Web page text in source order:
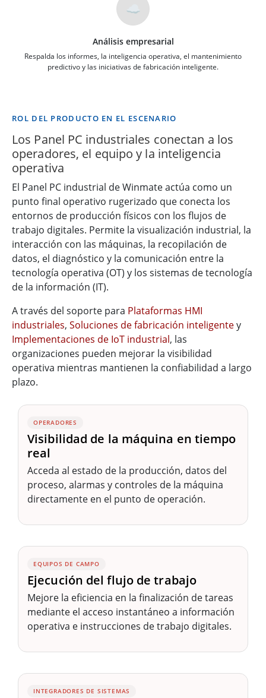
☁️
Análisis empresarial
Respalda los informes, la inteligencia operativa, el mantenimiento
predictivo y las iniciativas de fabricación inteligente.
ROL DEL PRODUCTO EN EL ESCENARIO
Los Panel PC industriales conectan a los
operadores, el equipo y la inteligencia
operativa
El Panel PC industrial de Winmate actúa como un
punto final operativo rugerizado que conecta los
entornos de producción físicos con los flujos de
trabajo digitales. Permite la visualización industrial, la
interacción con las máquinas, la recopilación de
datos, el diagnóstico y la comunicación entre la
tecnología operativa (OT) y los sistemas de tecnología
de la información (IT).
A través del soporte para Plataformas HMI
industriales, Soluciones de fabricación inteligentey
Implementaciones de IoT industrial, las
organizaciones pueden mejorar la visibilidad
operativa mientras mantienen la confiabilidad a largo
plazo.
OPERADORES
Visibilidad de la máquina en tiempo
real
Acceda al estado de la producción, datos del
proceso, alarmas y controles de la máquina
directamente en el punto de operación.
EQUIPOS DE CAMPO
Ejecución del flujo de trabajo
Mejore la eficiencia en la finalización de tareas
mediante el acceso instantáneo a información
operativa e instrucciones de trabajo digitales.
INTEGRADORES DE SISTEMAS